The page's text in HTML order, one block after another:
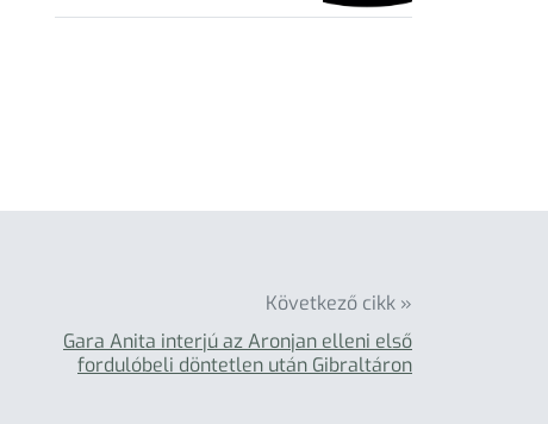
Következő cikk »
Gara Anita interjú az Aronjan elleni első
fordulóbeli döntetlen után Gibraltáron